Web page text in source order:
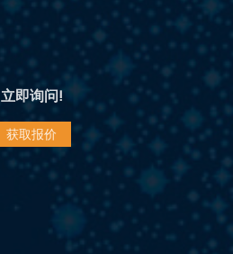
立即询问!
获取报价